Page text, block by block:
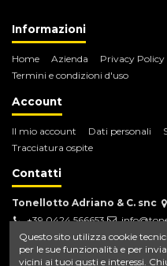
Informazioni
Home Azienda Privacy Policy
Termini e condizioni d'uso
Account
Il mio account Dati personali
Tracciatura ospite
Contatti
Tonellotto Adriano & C. snc
+39 0424 566653
Questo sito utilizza cookie
per le sue funzionalità e per
vicini ai tuoi gusti e interessi.